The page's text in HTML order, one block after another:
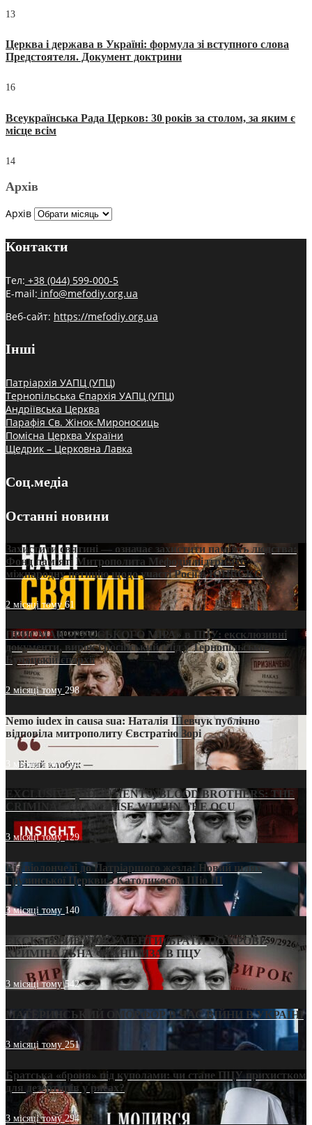
13
Церква і держава в Україні: формула зі вступного слова
Предстоятеля. Документ доктрини
16
Всеукраїнська Рада Церков: 30 років за столом, за яким є
місце всім
14
Архів
Архів
Контакти
Тел: +38 (044) 599-000-5
E-mail: info@mefodiy.org.ua
Веб-сайт: https://mefodiy.org.ua
Інші
Патріархія УАПЦ (УПЦ)
Тернопільська Єпархія УАПЦ (УПЦ)
Андріївська Церква
Парафія Св. Жінок-Мироносиць
Помісна Церква України
Щедрик – Церковна Лавка
Соц.медіа
Останні новини
Захистити святині — означає захистити пам’ять людства:
Фонд пам’яті Митрополита Мефодія підтримує
міжнародну петицію щодо участі Росії в ЮНЕСКО
2 місяці тому61
ПРИСМАК «РУССЬКОГО МІРА» в ПЦУ: ексклюзивні
документи, вирок і російський слід у Тернопільсько-
Бучацькій єпархії
2 місяці тому 298
Nemo iudex in causa sua: Наталія Шевчук публічно
відповіла митрополиту Євстратію Зорі
3 місяці тому214
EXCLUSIVE (DOCUMENTS)/BLOOD BROTHERS: THE
CRIMINAL FRANCHISE WITHIN THE OCU
3 місяці тому129
Від віолончелі до Патріаршого жезла: Новий шлях
Грузинської Церкви з Католикосом Шіо III
3 місяці тому 140
ЕКСКЛЮЗИВ (ДОКУМЕНТИ)/БРАТИ ПО КРОВІ:
КРИМІНАЛЬНА ФРАНШИЗА В ПЦУ
3 місяці тому542
МАТЕРИНСЬКИЙ ОМОРФОР В ЧАС ВІЙНИ В УКРАЇНІ
3 місяці тому251
Братська «броня» під куполами: чи стане ПЦУ прихистком
для дезертирів у рясах?
3 місяці тому294